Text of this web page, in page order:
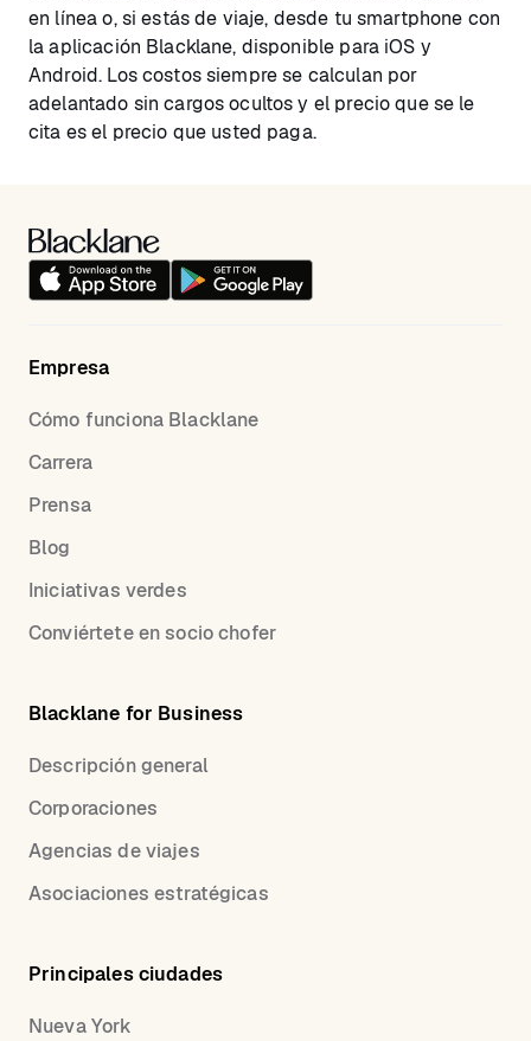
en línea o, si estás de viaje, desde tu smartphone con
la aplicación Blacklane, disponible para iOS y
Android. Los costos siempre se calculan por
adelantado sin cargos ocultos y el precio que se le
cita es el precio que usted paga.
Empresa
Cómo funciona Blacklane
Carrera
Prensa
Blog
Iniciativas verdes
Conviértete en socio chofer
Blacklane for Business
Descripción general
Corporaciones
Agencias de viajes
Asociaciones estratégicas
Principales ciudades
Nueva York